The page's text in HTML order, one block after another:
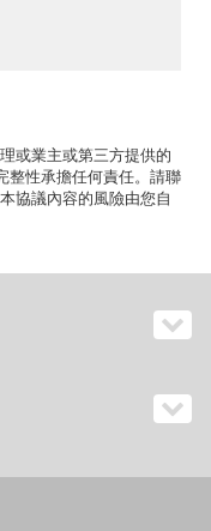
或業主或第三方提供的
整性承擔任何責任。請聯
協議內容的風險由您自